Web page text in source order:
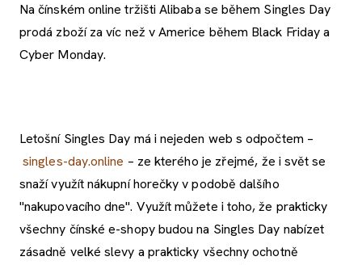
Na čínském online tržišti Alibaba se během Singles Day
prodá zboží za víc než v Americe během Black Friday a
Cyber Monday.
Letošní Singles Day má i nejeden web s odpočtem –
singles-day.online – ze kterého je zřejmé, že i svět se
snaží využít nákupní horečky v podobě dalšího
"nakupovacího dne". Využít můžete i toho, že prakticky
všechny čínské e-shopy budou na Singles Day nabízet
zásadně velké slevy a prakticky všechny ochotně